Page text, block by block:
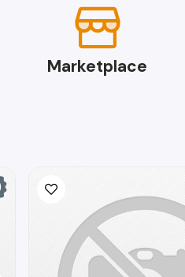
Marketplace